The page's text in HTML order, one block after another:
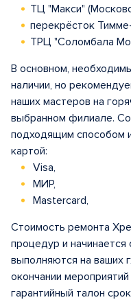
ТЦ "Макси"
перекрёсток
ТРЦ "Соломбала
В основном,
наличии, но
наших мастеров на
выбранном филиале.
подходящим способом
картой:
Visa,
МИР,
Mastercard,
Стоимость ремонта
процедур и
выполняются на ваших
окончании
гарантийный талон